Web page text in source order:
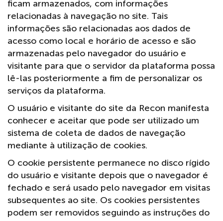
ficam armazenados, com informações
relacionadas à navegação no site. Tais
informações são relacionadas aos dados de
acesso como local e horário de acesso e são
armazenadas pelo navegador do usuário e
visitante para que o servidor da plataforma possa
lê-las posteriormente a fim de personalizar os
serviços da plataforma.
O usuário e visitante do site da Recon manifesta
conhecer e aceitar que pode ser utilizado um
sistema de coleta de dados de navegação
mediante à utilização de cookies.
O cookie persistente permanece no disco rígido
do usuário e visitante depois que o navegador é
fechado e será usado pelo navegador em visitas
subsequentes ao site. Os cookies persistentes
podem ser removidos seguindo as instruções do